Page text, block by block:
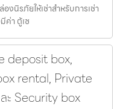
นิรภัยให้เช่าสำหรับการเช่า
ค่า ตู้เซ
deposit box,
rental, Private
ะ Security box